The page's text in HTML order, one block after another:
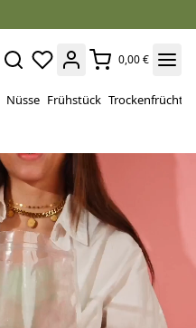
0,00 €
Nüsse Frühstück Trockenfrüchte